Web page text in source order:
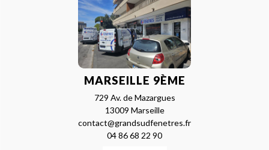
MARSEILLE 9ÈME
729 Av. de Mazargues
13009 Marseille
contact@grandsudfenetres.fr
04 86 68 22 90